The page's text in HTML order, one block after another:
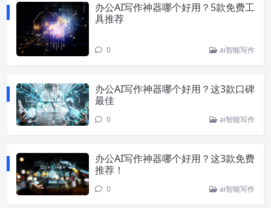
办公AI写作神器哪个好用？5款免费工
具推荐
0 ai智能写作
办公AI写作神器哪个好用？这3款口碑
最佳
0 ai智能写作
办公AI写作神器哪个好用？这3款免费
推荐！
0 ai智能写作